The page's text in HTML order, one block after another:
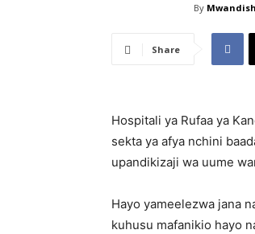
By
Share
Hospitali ya Rufaa ya
sekta ya afya nchini
upandikizaji wa uume
Hayo yameelezwa jana
kuhusu mafanikio hayo